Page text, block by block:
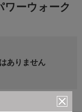
ワーウォーク
ありません